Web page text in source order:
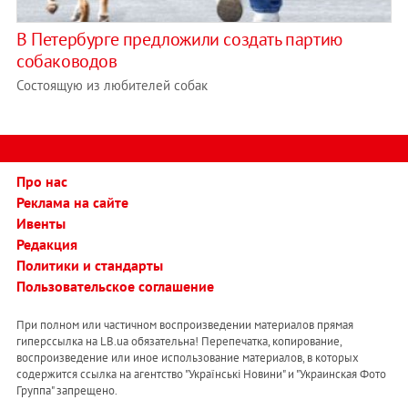
В Петербурге предложили создать партию
собаководов
Состоящую из любителей собак
Про нас
Реклама на сайте
Ивенты
Редакция
Политики и стандарты
Пользовательское соглашение
При полном или частичном воспроизведении материалов прямая
гиперссылка на LB.ua обязательна! Перепечатка, копирование,
воспроизведение или иное использование материалов, в которых
содержится ссылка на агентство "Українськi Новини" и "Украинская Фото
Группа" запрещено.